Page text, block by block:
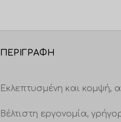
ΠΕΡΙΓΡΑΦΉ
Εκλεπτυσμένη και κομψή,
Βέλτιστη εργονομία,